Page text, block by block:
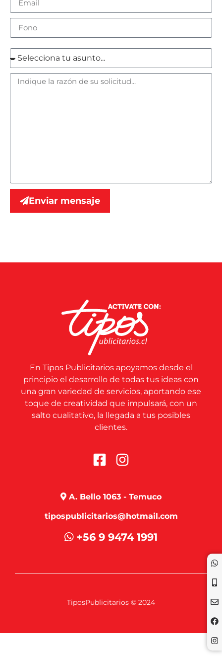
Enviar mensaje
En Tipos Publicitarios apoyamos desde el
principio el desarrollo de todas tus ideas con
una gran variedad de servicios, aportando ese
toque de creatividad que impulsará, con un
salto cualitativo, la llegada a tus posibles
clientes.
A. Bello 1063 - Temuco
tipospublicitarios@hotmail.com
+56 9 9474 1991
TiposPublicitarios © 2024